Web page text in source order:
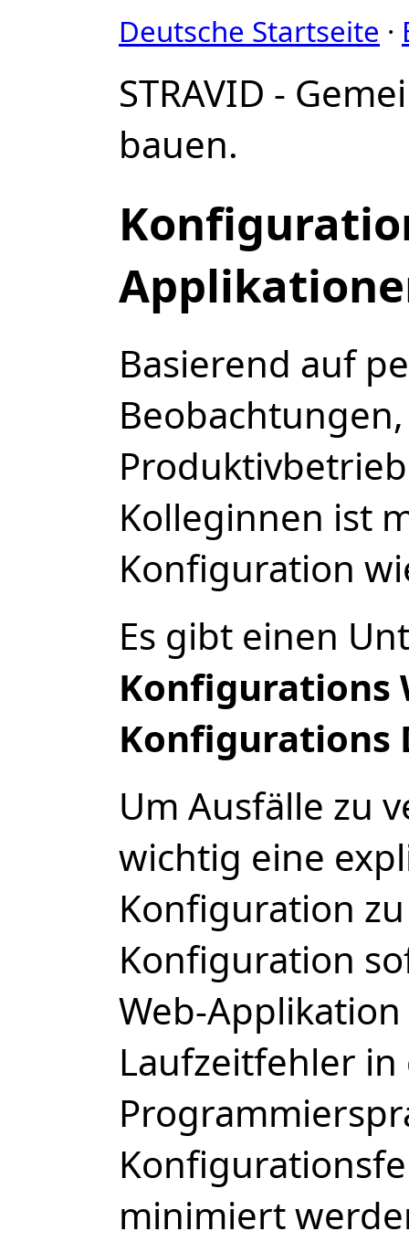
Deutsche Startseite ·
STRAVID -
bauen.
Basierend auf
Kolleginnen ist
Konfiguration
Es gibt einen
Konfigurations
Konfigurations
Um Ausfälle zu
wichtig eine
Konfiguration
Konfiguration
Web-
Laufzeitfehler
minimiert